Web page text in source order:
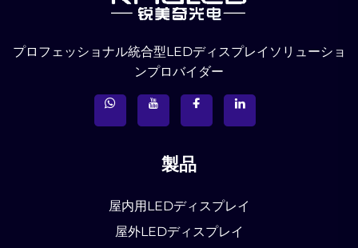
プロフェッショナル統合型LEDディスプレイソリューショ
ンプロバイダー
製品
屋内用LEDディスプレイ
屋外LEDディスプレイ